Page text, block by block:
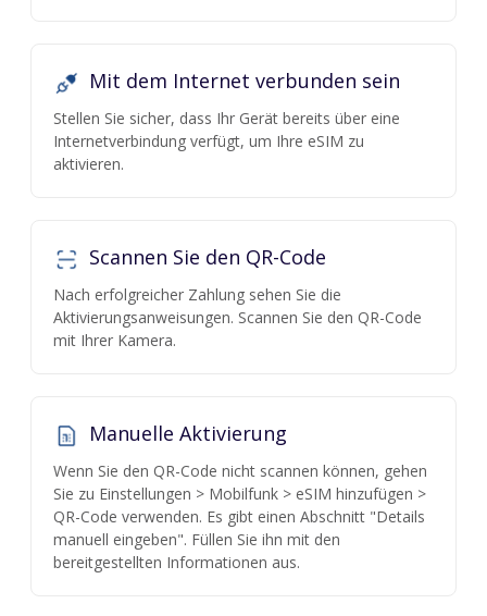
Mit dem Internet verbunden sein
Stellen Sie sicher, dass Ihr Gerät bereits über eine
Internetverbindung verfügt, um Ihre eSIM zu
aktivieren.
Scannen Sie den QR-Code
Nach erfolgreicher Zahlung sehen Sie die
Aktivierungsanweisungen. Scannen Sie den QR-Code
mit Ihrer Kamera.
Manuelle Aktivierung
Wenn Sie den QR-Code nicht scannen können, gehen
Sie zu Einstellungen > Mobilfunk > eSIM hinzufügen >
QR-Code verwenden. Es gibt einen Abschnitt "Details
manuell eingeben". Füllen Sie ihn mit den
bereitgestellten Informationen aus.